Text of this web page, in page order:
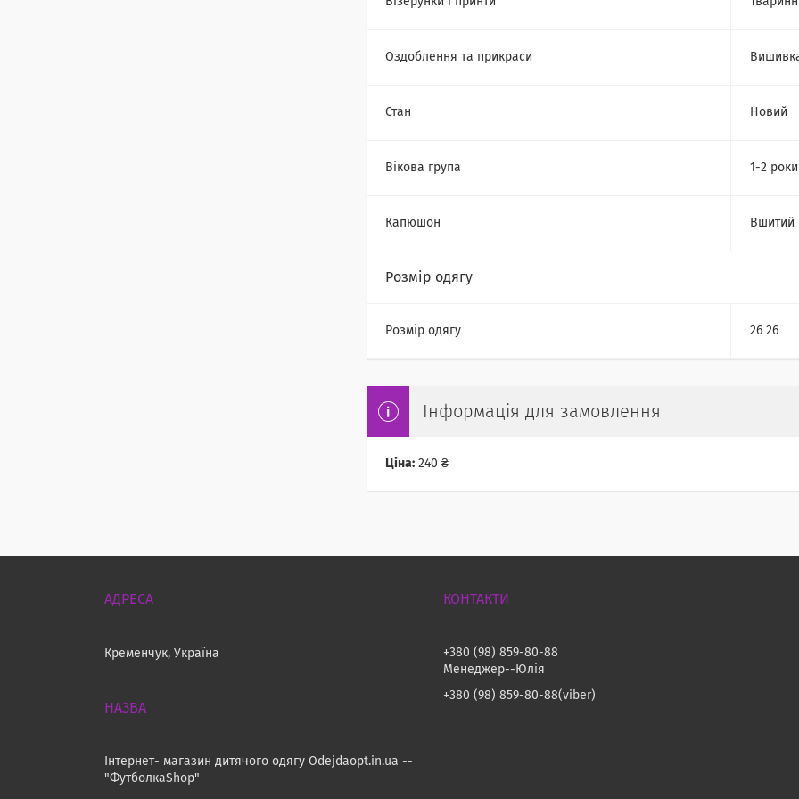
Оздоблення та прикраси
Стан Новий
Вікова група 1-2 роки
Капюшон Вшитий
Розмір одягу
Розмір одягу 26 26
Інформація для замовлення
Ціна: 240 ₴
Кременчук, Україна
Інтернет- магазин дитячого одягу Odejdaopt.in.ua --
"ФутболкаShop"
+380 (98) 859-80-88
Менеджер--Юлія
+380 (98) 859-80-88 viber